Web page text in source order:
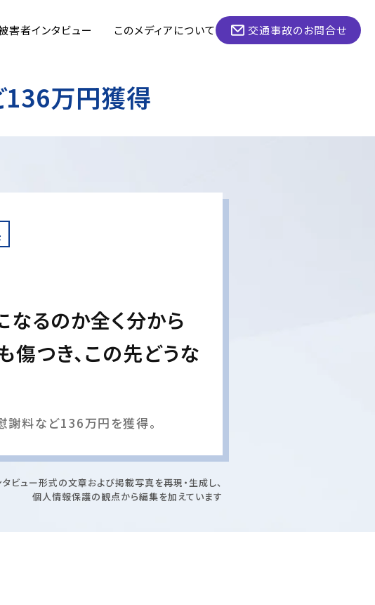
害者インタビュー このメディアについて 交通事故のお問合せ
136万円獲得
なるのか全く分から
傷つき、この先どうな
謝料など136万円を獲得。
ビュー形式の文章および掲載写真を再現・生成し、
個人情報保護の観点から編集を加えています